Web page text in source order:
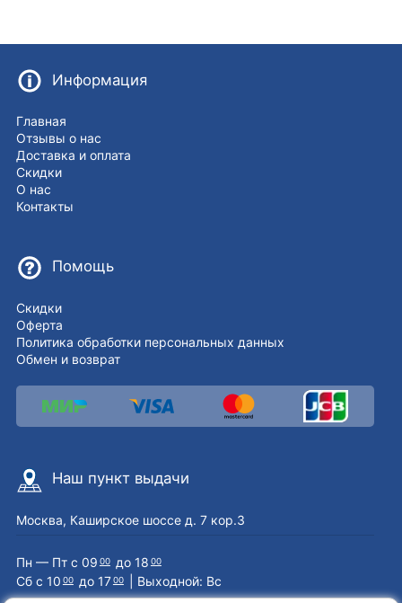
Информация
Главная
Отзывы о нас
Доставка и оплата
Скидки
О нас
Контакты
Помощь
Скидки
Оферта
Политика обработки персональных данных
Обмен и возврат
Наш пункт выдачи
Москва, Каширское шоссе д. 7 кор.3
Пн — Пт с 09 00 до 18 00
Сб с 10 00 до 1700 | Выходной: Вс